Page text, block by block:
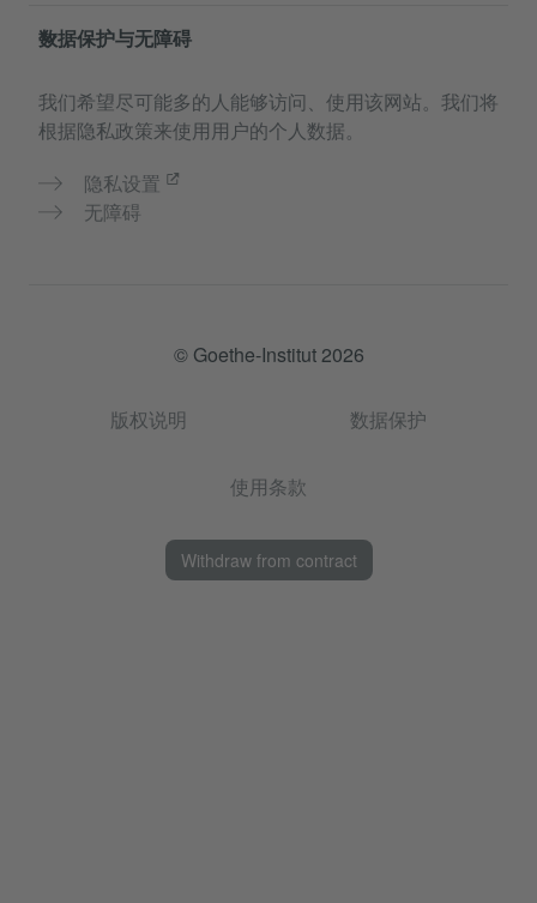
数据保护与无障碍
我们希望尽可能多的人能够访问、使用该网站。我们将
根据隐私政策来使用用户的个人数据。
隐私设置
无障碍
© Goethe-Institut 2026
版权说明 数据保护
使用条款
Withdraw from contract